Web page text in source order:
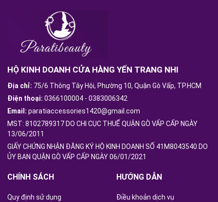
HỘ KINH DOANH CỬA HÀNG YẾN TRANG NHI
Địa chỉ: 75/6 Thông Tây Hội, Phường 10, Quận Gò Vấp, TP.HCM
Điện thoại: 0366100004 - 0383006342
Email: paratiaccessories1420@gmail.com
MST: 8102789317 DO CHI CỤC THUẾ QUẬN GÒ VẤP CẤP NGÀY
13/06/2011
GIẤY CHỨNG NHẬN ĐĂNG KÝ HỘ KINH DOANH SỐ 41M8043540 DO
ỦY BAN QUẬN GÒ VẤP CẤP NGÀY 06/01/2021
CHÍNH SÁCH
Quy định sử dụng
HƯỚNG DẪN
Điều khoản dịch vụ